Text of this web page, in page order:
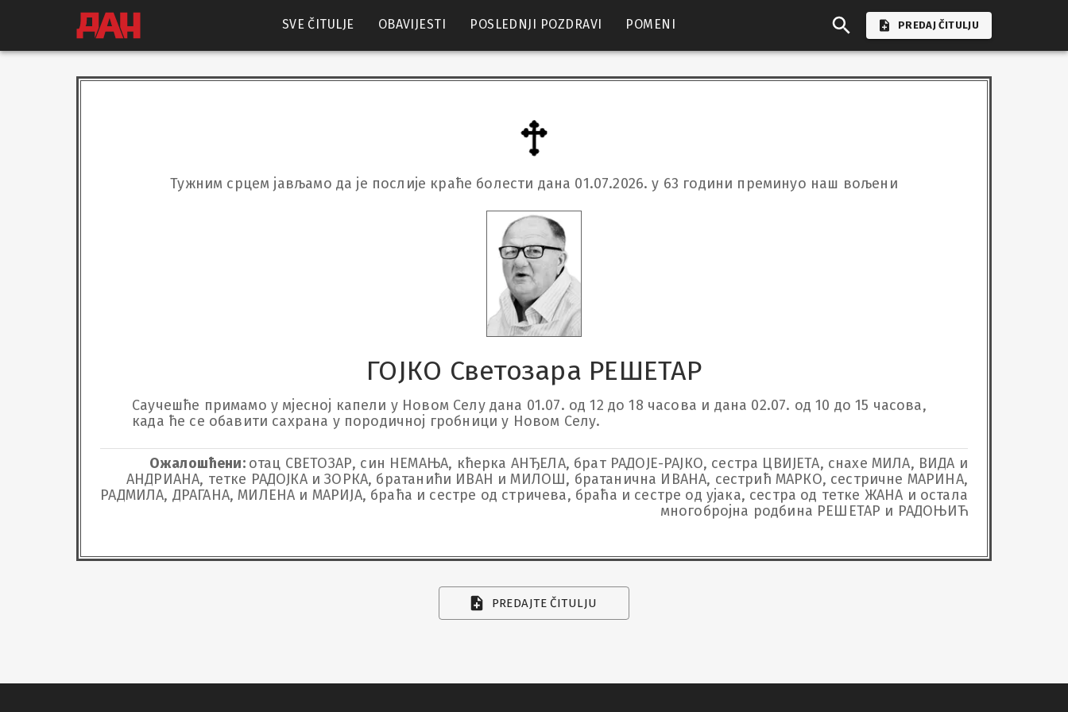
SVE ČITULJE OBAVIJESTI POSLEDNJI POZDRAVI POMENI PREDAJ ČITULJU
Тужним срцем јављамо да је послије краће болести дана 01.07.2026. у 63 години преминуо наш вољени
ГОЈКО Светозара РЕШЕТАР
Саучешће примамо у мјесној капели у Новом Селу дана 01.07. од 12 до 18 часова и дана 02.07. од 10 до 15 часова,
када ће се обавити сахрана у породичној гробници у Новом Селу.
Ожалошћени: отац СВЕТОЗАР, син НЕМАЊА, кћерка АНЂЕЛА, брат РАДОЈЕ-РАЈКО, сестра ЦВИЈЕТА, снахе МИЛА, ВИДА и
АНДРИАНА, тетке РАДОЈКА и ЗОРКА, братанићи ИВАН и МИЛОШ, братанична ИВАНА, сестрић МАРКО, сестричне МАРИНА,
РАДМИЛА, ДРАГАНА, МИЛЕНА и МАРИЈА, браћа и сестре од стричева, браћа и сестре од ујака, сестра од тетке ЖАНА и остала
многобројна родбина РЕШЕТАР и РАДОЊИЋ
PREDAJTE ČITULJU